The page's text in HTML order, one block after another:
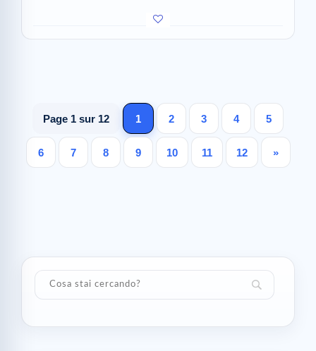
Page 1 sur 12 1 2 3 4 5
6 7 8 9 10 11 12 »